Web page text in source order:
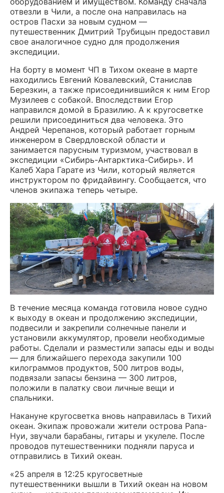
отвезли в Чили, а после она направилась на
остров Пасхи за новым судном —
путешественник Дмитрий Трубицын предоставил
свое аналогичное судно для продолжения
экспедиции.
На борту в момент ЧП в Тихом океане в марте
находились Евгений Ковалевский, Станислав
Березкин, а также присоединившийся к ним Егор
Музилеев с собакой. Впоследствии Егор
направился домой в Бразилию. А к кругосветке
решили присоединиться два человека. Это
Андрей Черепанов, который работает горным
инженером в Свердловской области и
занимается парусным туризмом, участвовал в
экспедиции «Сибирь-Антарктика-Сибирь». И
Калеб Хара Гарате из Чили, который является
инструктором по фридайвингу. Сообщается, что
членов экипажа теперь четыре.
В течение месяца команда готовила новое судно
к выходу в океан и продолжению экспедиции,
подвесили и закрепили солнечные панели и
установили аккумулятор, провели необходимые
работы. Сделали и разместили запасы еды и воды
— для ближайшего перехода закупили 100
килограммов продуктов, 500 литров воды,
подвязали запасы бензина — 300 литров,
положили в палатку свои личные вещи и
спальники.
Накануне кругосветка вновь направилась в Тихий
океан. Экипаж провожали жители острова Рапа-
Нуи, звучали барабаны, гитары и укулеле. После
проводов путешественники подняли паруса и
отправились в Тихий океан.
«25 апреля в 12:25 кругосветные
путешественники вышли в Тихий океан на новом